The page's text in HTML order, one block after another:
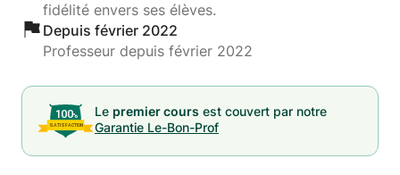
fidélité envers ses élèves.
Depuis février 2022
Professeur depuis février 2022
Le premier cours est couvert par notre
Garantie Le-Bon-Prof